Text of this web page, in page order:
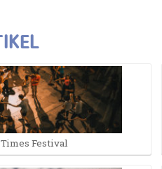
Festival